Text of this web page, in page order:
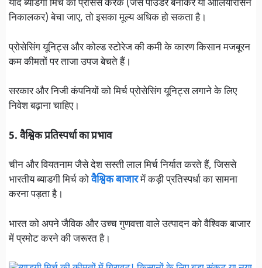
यदि ब्याडगी मिर्च को प्रोसेस करके (जैसे पाउडर बनाकर या ओलियोरेसिन
निकालकर) बेचा जाए, तो इसका मूल्य अधिक हो सकता है।
प्रोसेसिंग यूनिट्स और कोल्ड स्टोरेज की कमी के कारण किसान मजबूरन
कम कीमतों पर ताजा उपज बेचते हैं।
सरकार और निजी कंपनियों को मिर्च प्रोसेसिंग यूनिट्स लगाने के लिए
निवेश बढ़ाना चाहिए।
5. वैश्विक प्रतिस्पर्धा का प्रभाव
चीन और वियतनाम जैसे देश सस्ती लाल मिर्च निर्यात करते हैं, जिससे
भारतीय ब्याडगी मिर्च कोवैश्विक बाजारमें कड़ी प्रतिस्पर्धा का सामना
करना पड़ता है।
भारत को अपने जैविक और उच्च गुणवत्ता वाले उत्पादन को वैश्विक बाजार
में प्रमोट करने की जरूरत है।